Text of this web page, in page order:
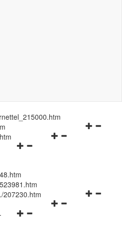
Navigationsmenü
Navigationsmenü
schließen
Navigationsmenü
./207230.htm
Navigationsmenü